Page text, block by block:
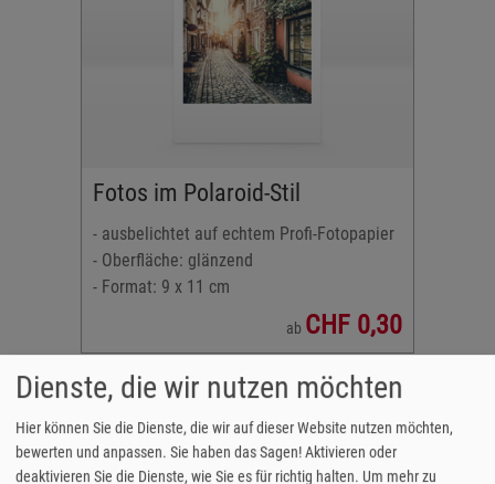
Fotos im Polaroid-Stil
- ausbelichtet auf echtem Profi-Fotopapier
- Oberfläche: glänzend
- Format: 9 x 11 cm
ab CHF 0,30
Was sind die besten &
romantischsten Geschenke zum
Valentinstag?
Dienste, die wir nutzen möchten
Hier können Sie die Dienste, die wir auf dieser Website nutzen möchten,
bewerten und anpassen. Sie haben das Sagen! Aktivieren oder
deaktivieren Sie die Dienste, wie Sie es für richtig halten. Um mehr zu